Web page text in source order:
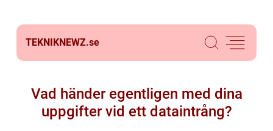
TEKNIKNEWZ.se
Vad händer egentligen med dina
uppgifter vid ett dataintrång?